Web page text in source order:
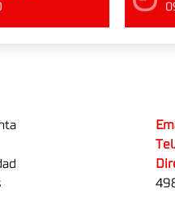
Tel.